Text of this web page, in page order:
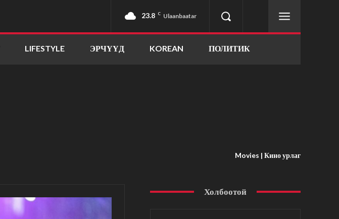
23.8 C Ulaanbaatar
LIFESTYLE ЭРЧҮҮД KOREAN ПОЛИТИК
Movies | Кино урлаг
Холбоотой